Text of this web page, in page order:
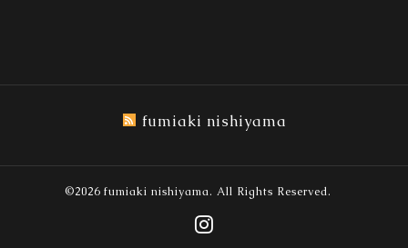
fumiaki nishiyama
©2026 fumiaki nishiyama. All Rights Reserved.